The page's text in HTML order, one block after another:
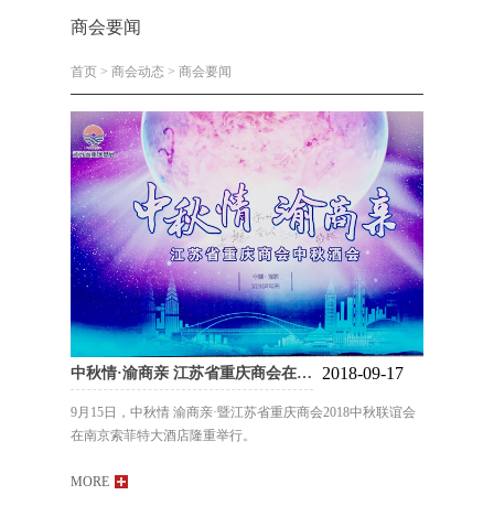
商会要闻
首页 > 商会动态 > 商会要闻
中秋情·渝商亲 江苏省重庆商会在宁举办2018年中秋酒会 2018-09-17
9月15日，中秋情 渝商亲·暨江苏省重庆商会2018中秋联谊会
在南京索菲特大酒店隆重举行。
MORE